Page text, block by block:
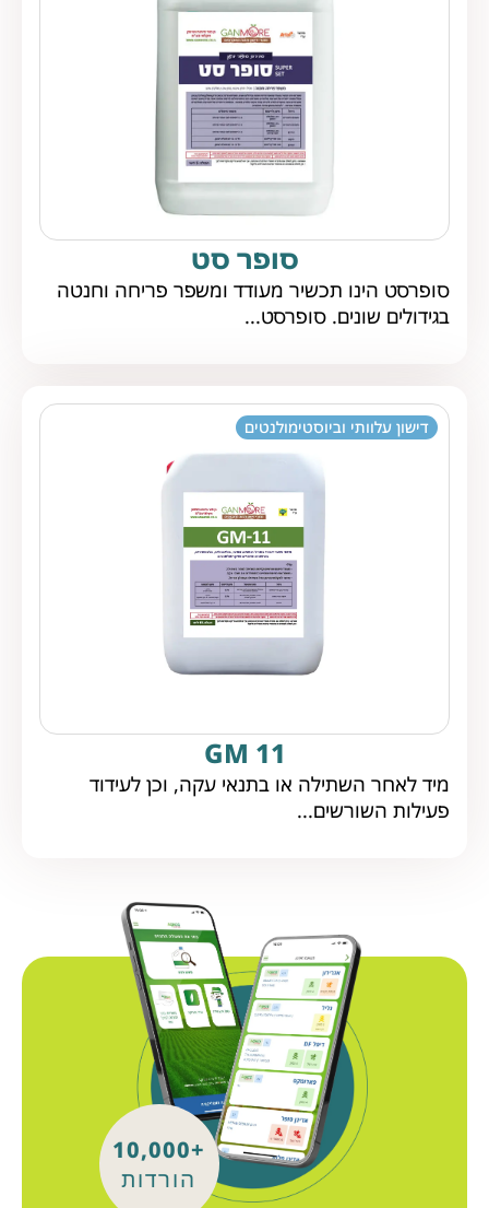
סופר סט
סופרסט הינו תכשיר מעודד ומשפר פריחה וחנטה
בגידולים שונים. סופרסט...
דישון עלוותי וביוסטימולנטים
GM 11
מיד לאחר השתילה או בתנאי עקה, וכן לעידוד
פעילות השורשים...
+10,000
הורדות